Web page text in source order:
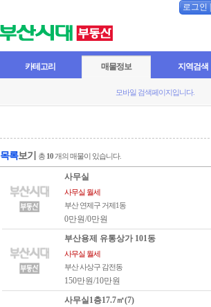
로그인
카테고리 매물정보 지역검색
모바일 검색페이지입니다.
목록보기 총 10 개의 매물이 있습니다.
사무실
사무실 월세
부산 연제구 거제1동
0만원/0만원
부산용제 유통상가 101동
사무실 월세
부산 사상구 감전동
150만원/10만원
사무실1층17.7㎡(7)